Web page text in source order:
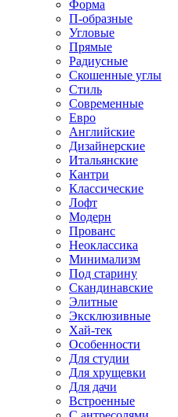
Форма
П-образные
Угловые
Прямые
Радиусные
Скошенные углы
Стиль
Современные
Евро
Английские
Дизайнерские
Итальянские
Кантри
Классические
Лофт
Модерн
Прованс
Неоклассика
Минимализм
Под старину
Скандинавские
Элитные
Эксклюзивные
Хай-тек
Особенности
Для студии
Для хрущевки
Для дачи
Встроенные